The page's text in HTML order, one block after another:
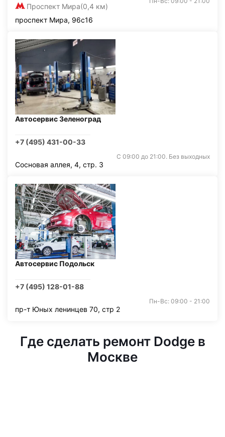
Проспект Мира(0,4 км)
проспект Мира, 96с16
Автосервис Зеленоград
+7 (495) 431-00-33
С 09:00 до 21:00. Без выходных
Сосновая аллея, 4, стр. 3
Автосервис Подольск
+7 (495) 128-01-88
Пн-Вс: 09:00 - 21:00
пр-т Юных ленинцев 70, стр 2
Где сделать ремонт Dodge в
Москве